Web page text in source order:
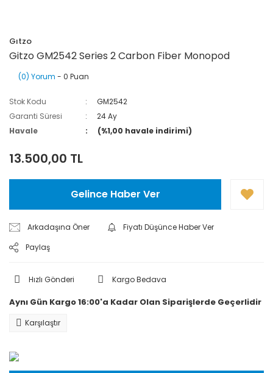
Gıtzo
Gitzo GM2542 Series 2 Carbon Fiber Monopod
(0) Yorum - 0 Puan
Stok Kodu
GM2542
Garanti Süresi
24 Ay
Havale
(%1,00 havale indirimi)
13.500,00 TL
Gelince Haber Ver
Arkadaşına Öner
Fiyatı Düşünce Haber Ver
Paylaş
Hızlı Gönderi Kargo Bedava
Aynı Gün Kargo 16:00'a Kadar Olan Siparişlerde Geçerlidir
Karşılaştır